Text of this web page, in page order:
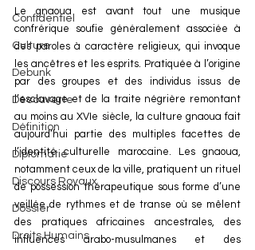
Confidentiel
Culture
Debunk
Découverte
Définition
Diplomatie
Discours Royaux
Dossier
Droits Humains
Le gnaoua est avant tout une musique
confrérique soufie généralement associée à
des paroles à caractère religieux, qui invoque
les ancêtres et les esprits. Pratiquée à l’origine
par des groupes et des individus issus de
l’esclavage et de la traite négrière remontant
au moins au XVIe siècle, la culture gnaoua fait
aujourd’hui partie des multiples facettes de
l’identité culturelle marocaine. Les gnaoua,
notamment ceux de la ville, pratiquent un rituel
de possession thérapeutique sous forme d’une
veillée de rythmes et de transe où se mêlent
des pratiques africaines ancestrales, des
influences arabo-musulmanes et des